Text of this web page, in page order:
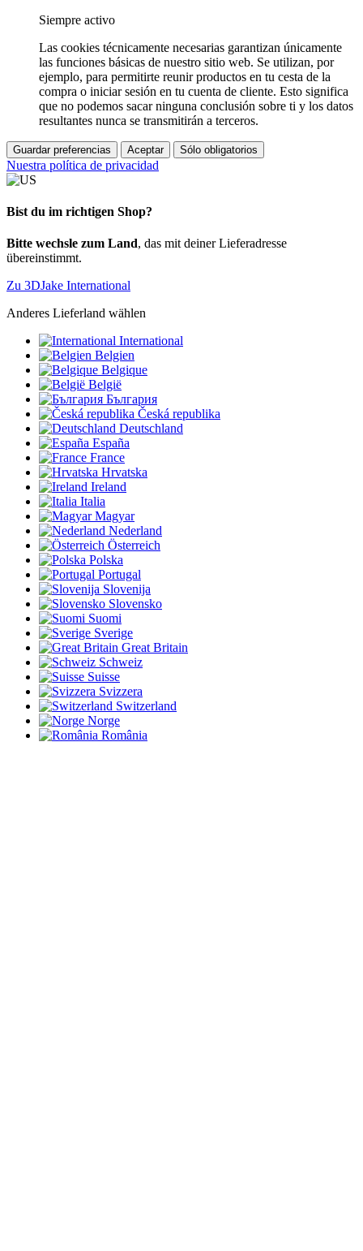
Siempre activo
Las cookies técnicamente necesarias garantizan únicamente
las funciones básicas de nuestro sitio web. Se utilizan, por
ejemplo, para permitirte reunir productos en tu cesta de la
compra o iniciar sesión en tu cuenta de cliente. Esto significa
que no podemos sacar ninguna conclusión sobre ti y los datos
resultantes nunca se transmitirán a terceros.
Guardar preferencias Aceptar Sólo obligatorios
Nuestra política de privacidad
Bist du im richtigen Shop?
Bitte wechsle zum Land, das mit deiner Lieferadresse
übereinstimmt.
Zu 3DJake International
Anderes Lieferland wählen
International
Belgien
Belgique
België
България
Česká republika
Deutschland
España
France
Hrvatska
Ireland
Italia
Magyar
Nederland
Österreich
Polska
Portugal
Slovenija
Slovensko
Suomi
Sverige
Great Britain
Schweiz
Suisse
Svizzera
Switzerland
Norge
România